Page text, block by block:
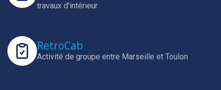
travaux d'intérieur
RetroCab
Activité de groupe entre Marseille et Toulon